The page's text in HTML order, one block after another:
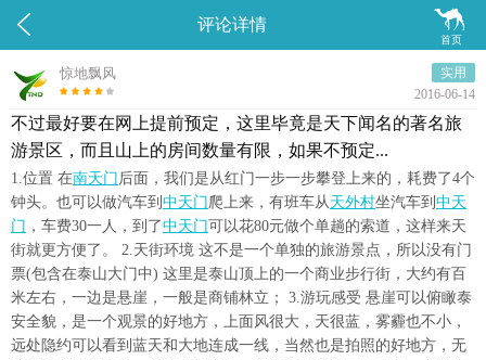
 
首页
评论详情
惊地飘风
实用
2016-06-14
不过最好要在网上提前预定，这里毕竟是天下闻名的著名旅
游景区，而且山上的房间数量有限，如果不预定...
1.位置 在南天门 后面，我们是从红门一步一步攀登上来的，耗费了4个
钟头。也可以做汽车到 中天门 爬上来，有班车从天外村坐汽车到 中天
门 ，车费30一人，到了中天门可以花80元做个单趟的索道，这样来天
街就更方便了。 2.天街环境 这不是一个单独的旅游景点，所以没有门
票(包含在泰山大门中) 这里是泰山顶上的一个商业步行街，大约有百
米左右，一边是悬崖，一般是商铺林立； 3.游玩感受 悬崖可以俯瞰泰
安全貌，是一个观景的好地方，上面风很大，天很蓝，雾霾也不小，
远处隐约可以看到蓝天和大地连成一线，当然也是拍照的好地方，无